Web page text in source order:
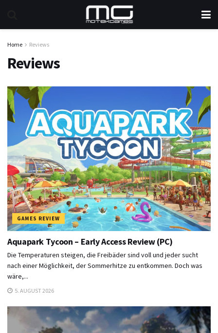
Home Reviews
Reviews
GAMES REVIEW
Aquapark Tycoon – Early Access Review (PC)
Die Temperaturen steigen, die Freibäder sind voll und jeder sucht
nach einer Möglichkeit, der Sommerhitze zu entkommen. Doch was
wäre,...
5. AUGUST 2026